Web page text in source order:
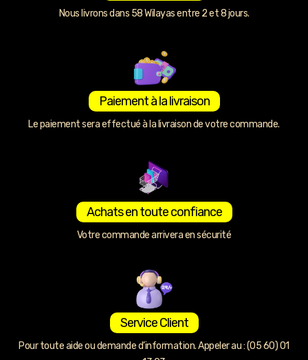
Nous livrons dans 58 Wilayas entre 2 et 8 jours.
Paiement à la livraison
Le paiement sera effectué à la livraison de votre commande.
Achats en toute confiance
Votre commande arrivera en sécurité
Service Client
Pour toute aide ou demande d’information. Appeler au : (05 60) 01